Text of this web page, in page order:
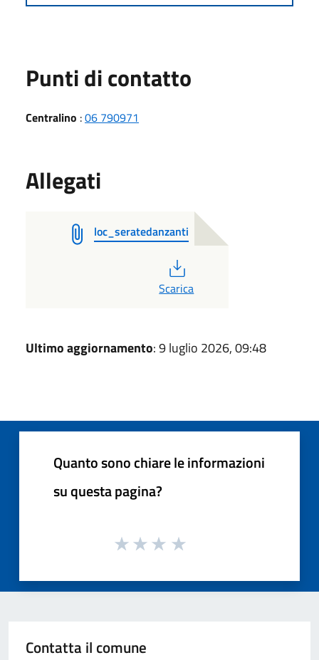
Punti di contatto
Centralino :06 790971
Allegati
loc_seratedanzanti
Scarica
Ultimo aggiornamento: 9 luglio 2026, 09:48
Quanto sono chiare le informazioni
su questa pagina?
Contatta il comune